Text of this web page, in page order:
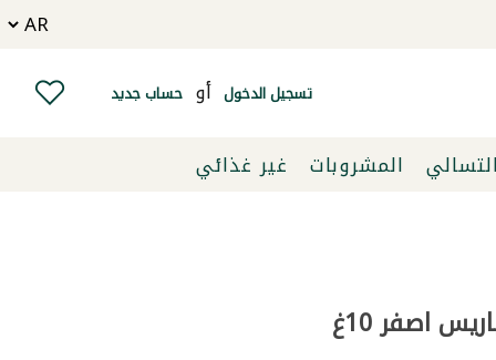
تسجيل الدخول أو حساب جديد
المشروبات
غير غذائي
اصفر 10غ